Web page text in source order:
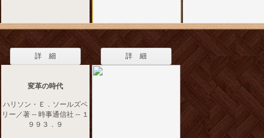
詳 細
変革の時代
ハリソン・Ｅ．ソールズベ
リー／著 -- 時事通信社 -- １
９９３．９
詳 細